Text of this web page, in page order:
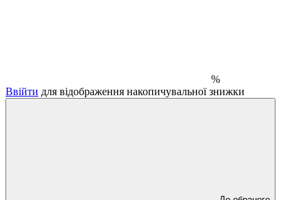
%
Ввійти для відображення накопичувальної знижки